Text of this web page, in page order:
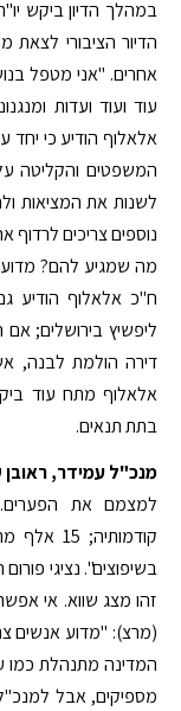
הדיור הציבורי לצאת
עוד ועוד ועדות
אלאלוף הודיע כי יחד
המשפטים והקליטה על
נוספים צריכים
מה שמגיע להם?
ח"כ אלאלוף הודיע
ליפשיץ בירושלים;
דירה הולמת לבנה,
אלאלוף מתח עוד
בתת תנאים.
מנכ"ל עמידר,
בשיפוצים". נציגי
זהו מצג שווא. אי
(מרצ): "מדוע אנשים
המדינה מתנהלת כמו
מספיקים, אבל